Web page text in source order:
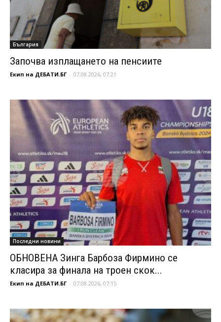
България
Започва изплащането на пенсиите
Екип на ДЕБАТИ.БГ - 07.08.2026, 07:21
Последни новини
ОБНОВЕНА Зинга Барбоза Фирмино се
класира за финала на троен скок...
Екип на ДЕБАТИ.БГ - 07.08.2026, 07:15